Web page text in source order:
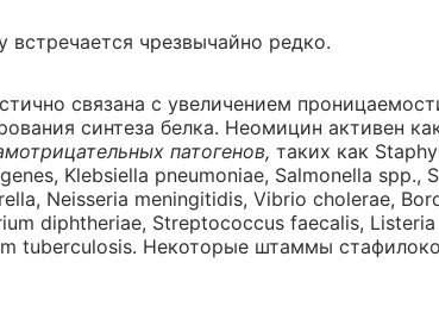
встречается чрезвычайно редко.
связана с увеличением
синтеза белка. Неомицин активен
патогенов, таких как
Klebsiella pneumoniae, Salmonella spp.,
Neisseria meningitidis, Vibrio cholerae,
diphtheriae, Streptococcus faecalis,
tuberculosis. Некоторые штаммы